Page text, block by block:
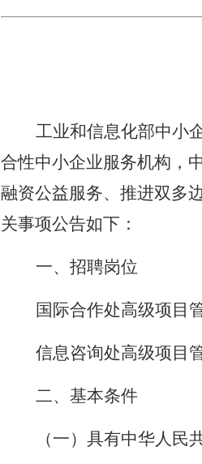
工业和信息化部中小
合性中小企业服务机构，
融资公益服务、推进双多
关事项公告如下：
一、招聘岗位
国际合作处高级项目
信息咨询处高级项目
二、基本条件
（一）具有中华人民